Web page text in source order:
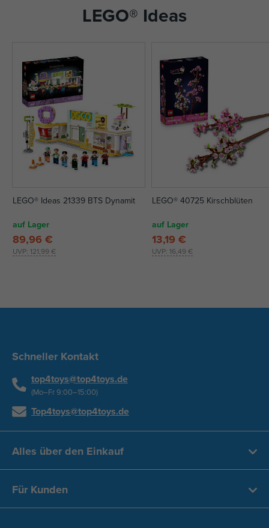
LEGO® Ideas
LEGO® Ideas 21339 BTS Dynamit
auf Lager
UVP: 121,99 €
89,96 €
LEGO® 40725 Kirschblüten
auf Lager
UVP: 16,49 €
13,19 €
Schneller Kontakt
top4toys@top4toys.de
(Mo–Fr 9:00–15:00)
Top4toys@top4toys.de
Alles über den Einkauf
Für Kunden